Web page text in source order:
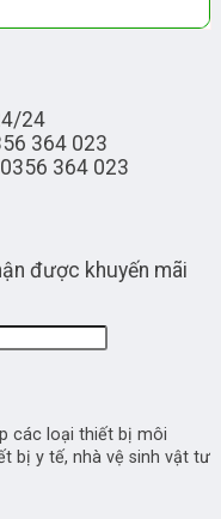
24
364 023
364 023
được khuyến mãi
các loại thiết bị môi
bị y tế, nhà vệ sinh vật tư